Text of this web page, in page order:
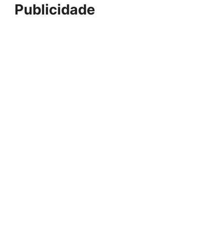
Publicidade